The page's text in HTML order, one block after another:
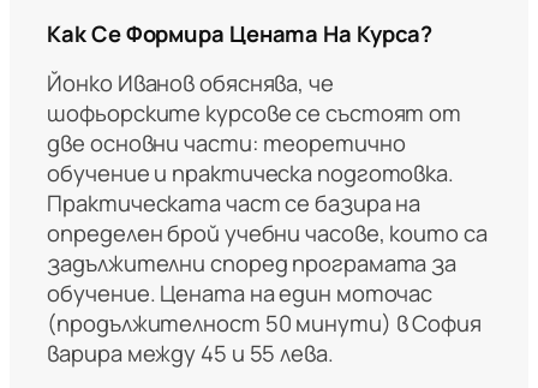
Как Се Формира Цената На Курса?
Йонко Иванов обяснява, че
шофьорските курсове се състоят от
две основни части: теоретично
обучение и практическа подготовка.
Практическата част се базира на
определен брой учебни часове, които са
задължителни според програмата за
обучение. Цената на един моточас
(продължителност 50 минути) в София
варира между 45 и 55 лева.